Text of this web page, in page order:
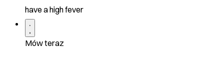
have a high fever
Mów teraz